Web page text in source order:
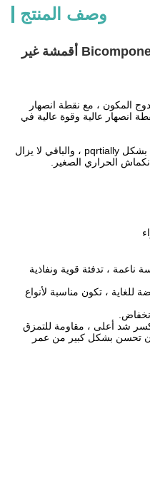
وصف المنتج
مواد جديدة الزي الطبي Bicomponent ES أقمشة غير
المكون ، مع نقطة انصهار
انصهار عالية وقوة عالية في
بعد المعالجة الحرارية ، يتم دمج الألياف بشكل pqrtially ، والباقي لا يزال
الحراري الصغير.
ناعمة ، تدفئة قوية ونفاذية
للغاية ، تكون مناسبة لأنواع
كسر شد أعلى ، مقاومة للتمزق
أن تحسن بشكل كبير من عمر